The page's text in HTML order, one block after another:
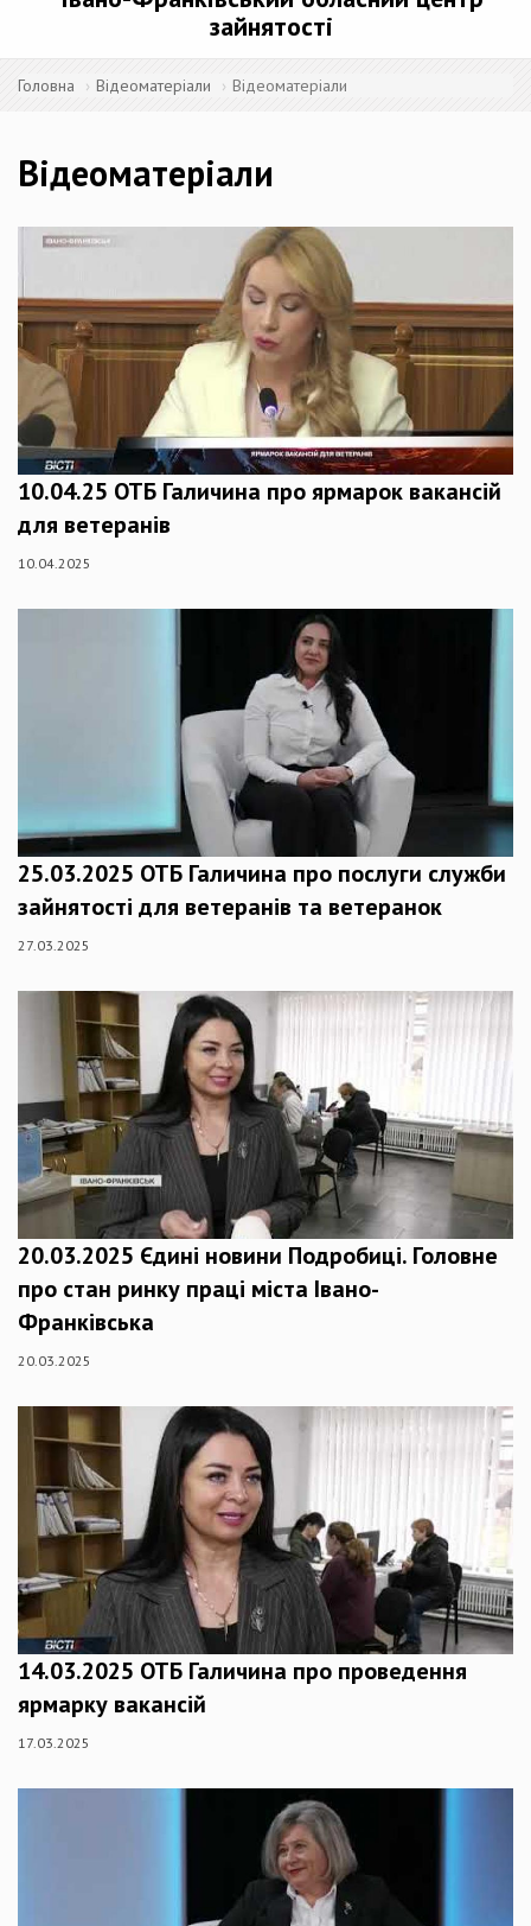
зайнятості
Головна Відеоматеріали Відеоматеріали
Відеоматеріали
10.04.25 ОТБ Галичина про ярмарок вакансій
для ветеранів
10.04.2025
25.03.2025 ОТБ Галичина про послуги служби
зайнятості для ветеранів та ветеранок
27.03.2025
20.03.2025 Єдині новини Подробиці. Головне
про стан ринку праці міста Івано-
Франківська
20.03.2025
14.03.2025 ОТБ Галичина про проведення
ярмарку вакансій
17.03.2025